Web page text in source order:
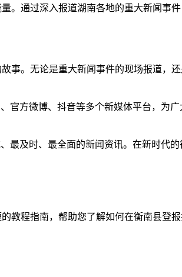
。通过深入报道湖南各地的重大新闻事
事。无论是重大新闻事件的现场报道，
官方微博、抖音等多个新媒体平台，为
最及时、最全面的新闻资讯。在新时代
教程指南，帮助您了解如何在衡南县登报